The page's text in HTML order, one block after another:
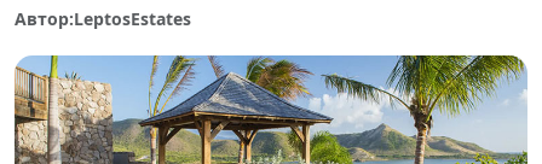
Автор:LeptosEstates